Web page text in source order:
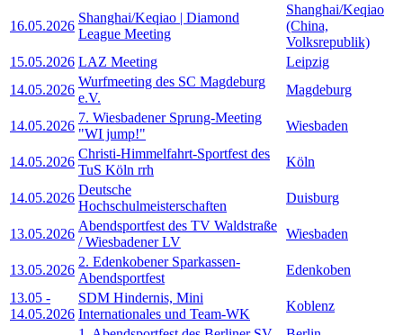
16.05.2026
Shanghai/Keqiao | Diamond
League Meeting
Shanghai/Keqiao
(China,
Volksrepublik)
15.05.2026 LAZ Meeting
Leipzig
14.05.2026
Wurfmeeting des SC Magdeburg
e.V.
Magdeburg
14.05.2026
7. Wiesbadener Sprung-Meeting
"WI jump!"
Wiesbaden
14.05.2026
Christi-Himmelfahrt-Sportfest des
TuS Köln rrh
Köln
14.05.2026
Deutsche
Hochschulmeisterschaften
Duisburg
13.05.2026
Abendsportfest des TV Waldstraße
/ Wiesbadener LV
Wiesbaden
13.05.2026
2. Edenkobener Sparkassen-
Abendsportfest
Edenkoben
13.05 -
14.05.2026
SDM Hindernis, Mini
Internationales und Team-WK
Koblenz